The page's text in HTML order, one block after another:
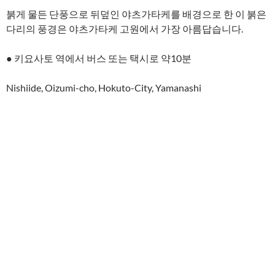
붉게 물든 단풍으로 뒤덮인 야츠가타케를 배경으로 한 이 붉은
다리의 풍경은 야츠가타케 고원에서 가장 아름답습니다.
● 키요사토 역에서 버스 또는 택시로 약10분
Nishiide, Oizumi-cho, Hokuto-City, Yamanashi